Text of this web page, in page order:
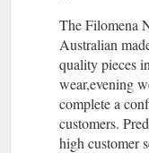
The Filomena
Australian
quality pieces
wear,evening
complete a
customers.
high customer